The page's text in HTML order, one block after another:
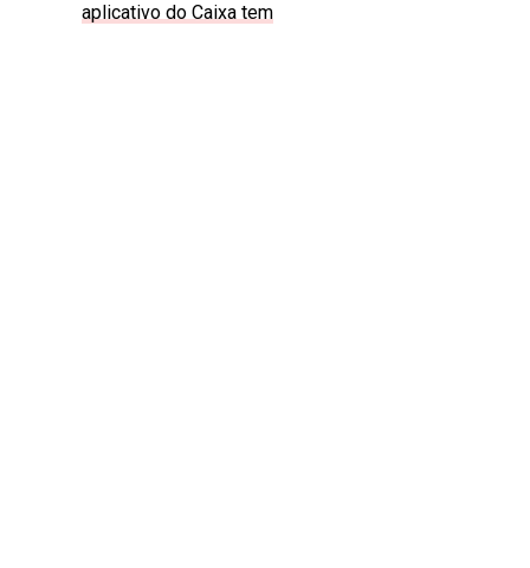
aplicativo do Caixa tem